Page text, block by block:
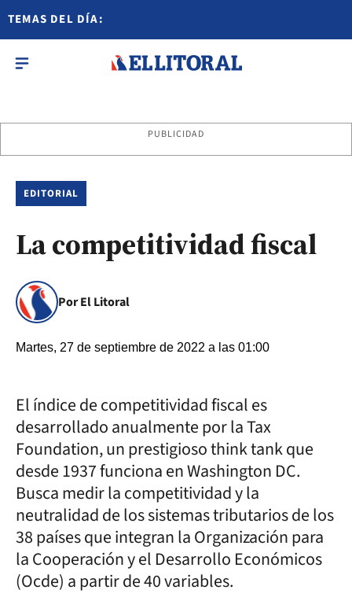
TEMAS DEL DÍA:
PUBLICIDAD
EDITORIAL
La competitividad fiscal
Por El Litoral
Martes, 27 de septiembre de 2022 a las 01:00
El índice de competitividad fiscal es
desarrollado anualmente por la Tax
Foundation, un prestigioso think tank que
desde 1937 funciona en Washington DC.
Busca medir la competitividad y la
neutralidad de los sistemas tributarios de los
38 países que integran la Organización para
la Cooperación y el Desarrollo Económicos
(Ocde) a partir de 40 variables.